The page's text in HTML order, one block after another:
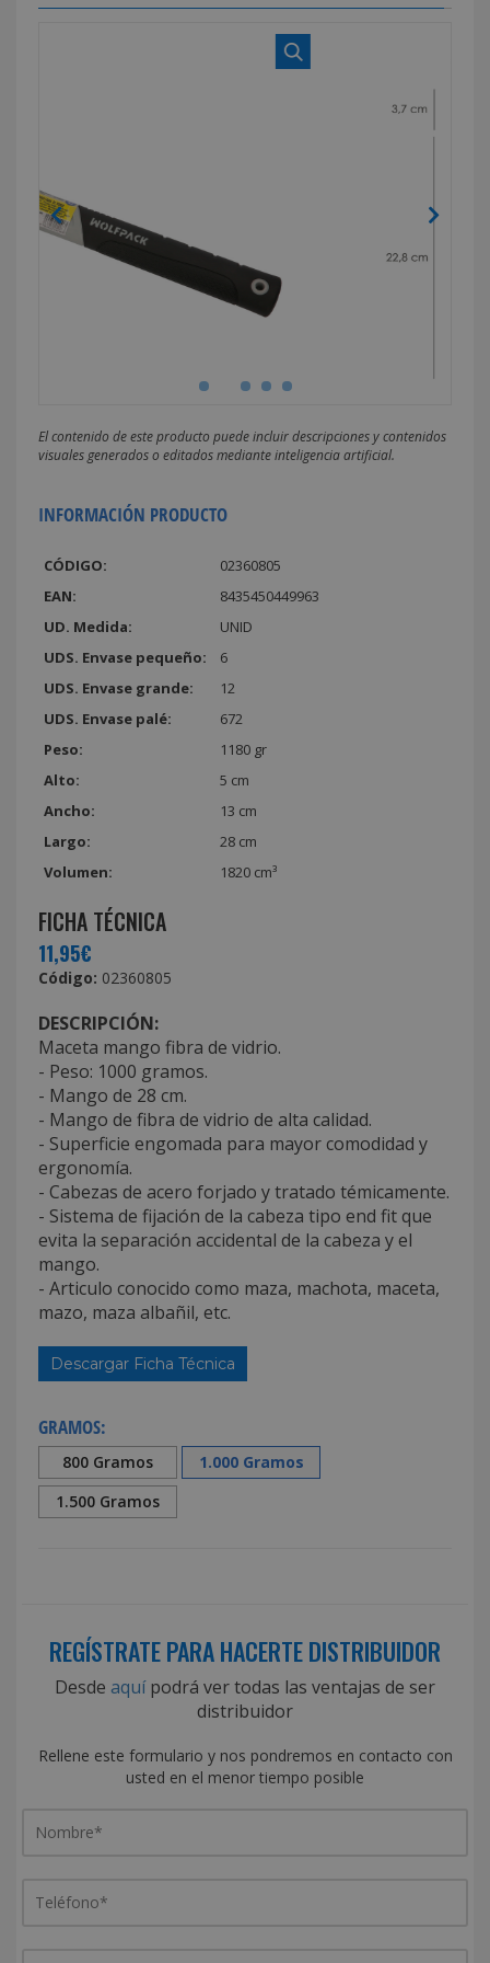
El contenido de este producto puede incluir descripciones y contenidos
visuales generados o editados mediante inteligencia artificial.
INFORMACIÓN PRODUCTO
CÓDIGO:
02360805
EAN:
8435450449963
UD. Medida:
UNID
UDS. Envase pequeño:
6
UDS. Envase grande:
12
UDS. Envase palé:
672
Peso:
1180 gr
Alto:
5 cm
Ancho:
13 cm
Largo:
28 cm
Volumen:
1820 cm³
FICHA TÉCNICA
11,95€
Código: 02360805
DESCRIPCIÓN:
Maceta mango fibra de vidrio.
- Peso: 1000 gramos.
- Mango de 28 cm.
- Mango de fibra de vidrio de alta calidad.
- Superficie engomada para mayor comodidad y
ergonomía.
- Cabezas de acero forjado y tratado témicamente.
- Sistema de fijación de la cabeza tipo end fit que
evita la separación accidental de la cabeza y el
mango.
- Articulo conocido como maza, machota, maceta,
mazo, maza albañil, etc.
Descargar Ficha Técnica
GRAMOS:
800 Gramos
1.000 Gramos
1.500 Gramos
REGÍSTRATE PARA HACERTE DISTRIBUIDOR
Desde aquípodrá ver todas las ventajas de ser
distribuidor
Rellene este formulario y nos pondremos en contacto con
usted en el menor tiempo posible